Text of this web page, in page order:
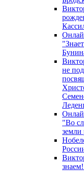
не
"Во
земли